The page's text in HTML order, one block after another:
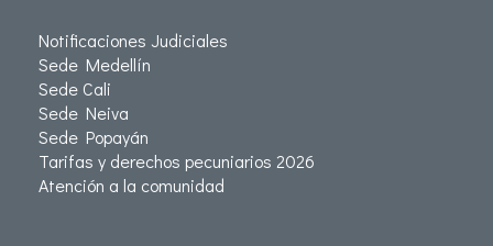
Notificaciones Judiciales
Sede Medellín
Sede Cali
Sede Neiva
Sede Popayán
Tarifas y derechos pecuniarios 2026
Atención a la comunidad